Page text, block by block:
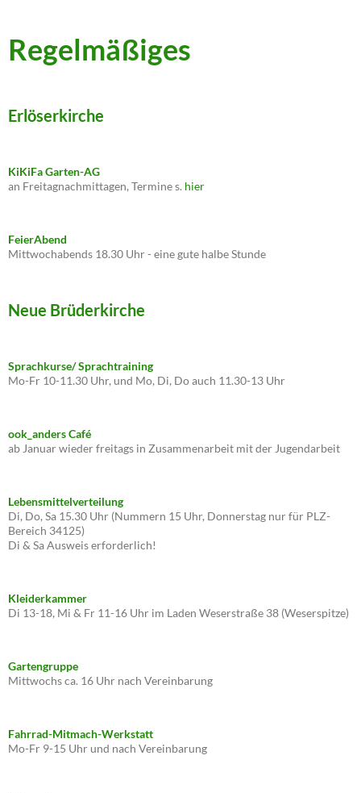
Regelmäßiges
Erlöserkirche
KiKiFa Garten-AG
an Freitagnachmittagen, Termine s. hier
FeierAbend
Mittwochabends 18.30 Uhr - eine gute halbe Stunde
Neue Brüderkirche
Sprachkurse/ Sprachtraining
Mo-Fr 10-11.30 Uhr, und Mo, Di, Do auch 11.30-13 Uhr
ook_anders Café
ab Januar wieder freitags in Zusammenarbeit mit der Jugendarbeit
Lebensmittelverteilung
Di, Do, Sa 15.30 Uhr (Nummern 15 Uhr, Donnerstag nur für PLZ-
Bereich 34125)
Di & Sa Ausweis erforderlich!
Kleiderkammer
Di 13-18, Mi & Fr 11-16 Uhr im Laden Weserstraße 38 (Weserspitze)
Gartengruppe
Mittwochs ca. 16 Uhr nach Vereinbarung
Fahrrad-Mitmach-Werkstatt
Mo-Fr 9-15 Uhr und nach Vereinbarung